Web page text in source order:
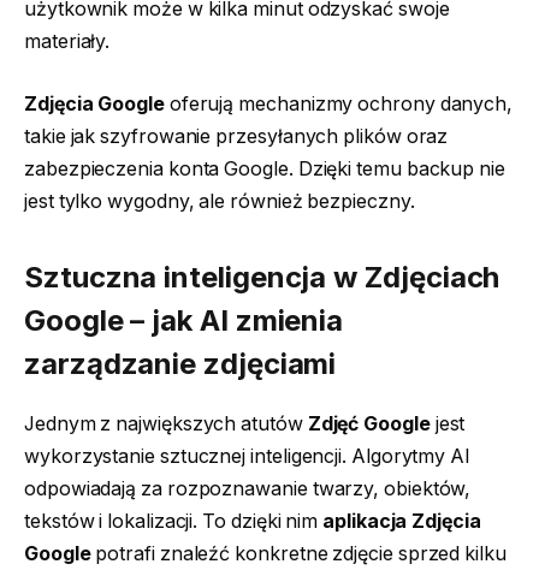
użytkownik może w kilka minut odzyskać swoje
materiały.
Zdjęcia Googleoferują mechanizmy ochrony danych,
takie jak szyfrowanie przesyłanych plików oraz
zabezpieczenia konta Google. Dzięki temu backup nie
jest tylko wygodny, ale również bezpieczny.
Sztuczna inteligencja w Zdjęciach
Google – jak AI zmienia
zarządzanie zdjęciami
Jednym z największych atutów Zdjęć Googlejest
wykorzystanie sztucznej inteligencji. Algorytmy AI
odpowiadają za rozpoznawanie twarzy, obiektów,
tekstów i lokalizacji. To dzięki nim aplikacja Zdjęcia
Googlepotrafi znaleźć konkretne zdjęcie sprzed kilku